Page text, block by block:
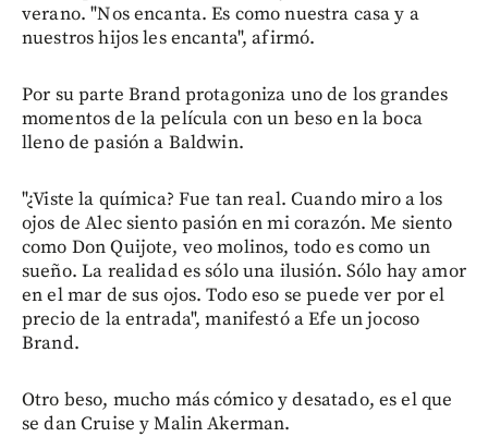
verano. "Nos encanta. Es como nuestra casa y a
nuestros hijos les encanta", afirmó.
Por su parte Brand protagoniza uno de los grandes
momentos de la película con un beso en la boca
lleno de pasión a Baldwin.
"¿Viste la química? Fue tan real. Cuando miro a los
ojos de Alec siento pasión en mi corazón. Me siento
como Don Quijote, veo molinos, todo es como un
sueño. La realidad es sólo una ilusión. Sólo hay amor
en el mar de sus ojos. Todo eso se puede ver por el
precio de la entrada", manifestó a Efe un jocoso
Brand.
Otro beso, mucho más cómico y desatado, es el que
se dan Cruise y Malin Akerman.